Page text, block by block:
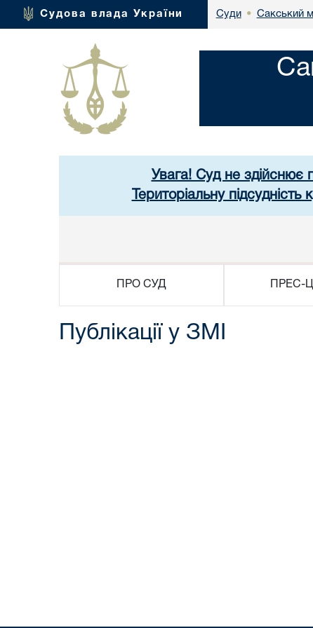
Судова влада України Суди • Сакський
Увага! Суд не здійснює
Територіальну
ПРО СУД ПРЕС-
Публікації у ЗМІ